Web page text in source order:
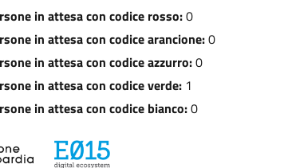
in attesa con codice rosso:0
in attesa con codice arancione:0
in attesa con codice azzurro:0
in attesa con codice verde:1
in attesa con codice bianco:0